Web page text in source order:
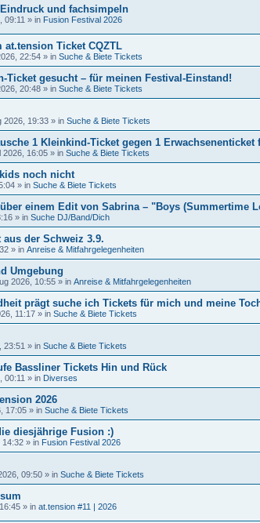
und fachsimpeln
09:11 » in Fusion Festival 2026
at.tension Ticket CQZTL
22:54 » in Suche & Biete Tickets
Ticket gesucht – für meinen Festival-Einstand!
20:48 » in Suche & Biete Tickets
2026, 19:33 » in Suche & Biete Tickets
1 Kleinkind-Ticket gegen 1 Erwachsenenticket
2026, 16:05 » in Suche & Biete Tickets
noch nicht
» in Suche & Biete Tickets
einem Edit von Sabrina – "Boys (Summertime
» in Suche DJ/Band/Dich
der Schweiz 3.9.
» in Anreise & Mitfahrgelegenheiten
Umgebung
2026, 10:55 » in Anreise & Mitfahrgelegenheiten
prägt suche ich Tickets für mich und meine
11:17 » in Suche & Biete Tickets
23:51 » in Suche & Biete Tickets
Bassliner Tickets Hin und Rück
00:11 » in Diverses
2026
17:05 » in Suche & Biete Tickets
diesjährige Fusion :)
14:32 » in Fusion Festival 2026
09:50 » in Suche & Biete Tickets
» in at.tension #11 | 2026